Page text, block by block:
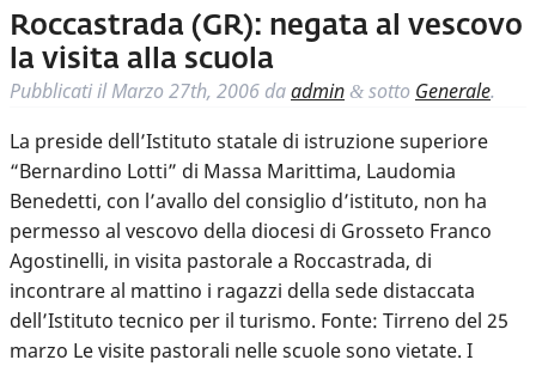
Roccastrada (GR): negata al vescovo
la visita alla scuola
Pubblicati ilMarzo 27th, 2006 daadmin & sotto Generale.
La preside dell’Istituto statale di istruzione superiore
“Bernardino Lotti” di Massa Marittima, Laudomia
Benedetti, con l’avallo del consiglio d’istituto, non ha
permesso al vescovo della diocesi di Grosseto Franco
Agostinelli, in visita pastorale a Roccastrada, di
incontrare al mattino i ragazzi della sede distaccata
dell’Istituto tecnico per il turismo. Fonte: Tirreno del 25
marzo Le visite pastorali nelle scuole sono vietate. I